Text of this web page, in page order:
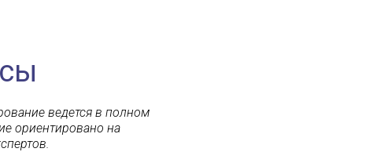
ведется в полном
ориентировано на